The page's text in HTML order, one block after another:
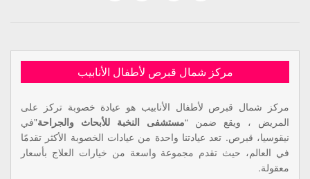
مركز شمال قبرص لأطفال الأنابيب
مركز شمال قبرص لأطفال الأنابيب هو عيادة خصوبة تركز على
المريض ، ويقع ضمن “مستشفى النخبة للأبحاث والجراحة"في
نيقوسيا، قبرص. تعد عيادتنا واحدة من عيادات الخصوبة الأكثر تقدمًا
في العالم، حيث تقدم مجموعة واسعة من خيارات العلاج بأسعار
معقولة.